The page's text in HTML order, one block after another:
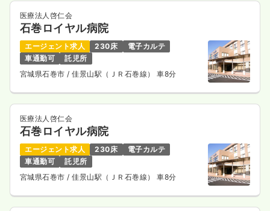
医療法人啓仁会
石巻ロイヤル病院
エージェント求人 230床
電子カルテ
車通勤可
託児所
宮城県石巻市/ 佳景山駅（ＪＲ石巻線） 車8分
医療法人啓仁会
石巻ロイヤル病院
エージェント求人 230床
電子カルテ
車通勤可
託児所
宮城県石巻市/ 佳景山駅（ＪＲ石巻線） 車8分